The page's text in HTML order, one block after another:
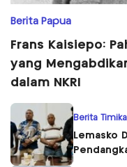
Berita Papua
Frans Kaisiepo:
yang
dalam NKRI
Berita Timika
Lemasko